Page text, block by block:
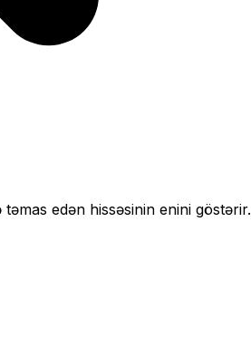
edən hissəsinin enini göstərir.